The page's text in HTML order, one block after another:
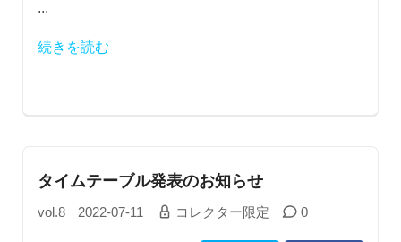
...
続きを読む
タイムテーブル発表のお知らせ
vol.8 2022-07-11 コレクター限定 0